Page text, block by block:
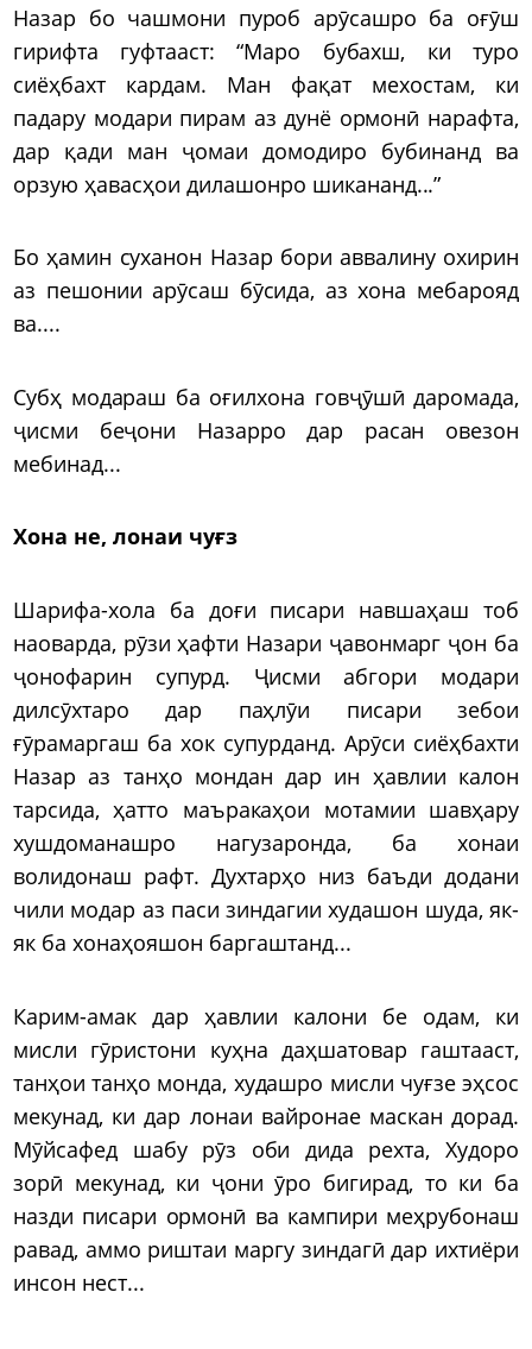
Назар бо чашмони пуроб арӯсашро ба оғӯш
гирифта гуфтааст: “Маро бубахш, ки туро
сиёҳбахт кардам. Ман фақат мехостам, ки
падару модари пирам аз дунё ормонӣ нарафта,
дар қади ман ҷомаи домодиро бубинанд ва
орзую ҳавасҳои дилашонро шикананд...”
Бо ҳамин суханон Назар бори аввалину охирин
аз пешонии арӯсаш бӯсида, аз хона мебарояд
ва....
Субҳ модараш ба оғилхона говҷӯшӣ даромада,
ҷисми беҷони Назарро дар расан овезон
мебинад...
Хона не, лонаи чуғз
Шарифа-хола ба доғи писари навшаҳаш тоб
наоварда, рӯзи ҳафти Назари ҷавонмарг ҷон ба
ҷонофарин супурд. Ҷисми абгори модари
дилсӯхтаро дар паҳлӯи писари зебои
ғӯрамаргаш ба хок супурданд. Арӯси сиёҳбахти
Назар аз танҳо мондан дар ин ҳавлии калон
тарсида, ҳатто маъракаҳои мотамии шавҳару
хушдоманашро нагузаронда, ба хонаи
волидонаш рафт. Духтарҳо низ баъди додани
чили модар аз паси зиндагии худашон шуда, як-
як ба хонаҳояшон баргаштанд...
Карим-амак дар ҳавлии калони бе одам, ки
мисли гӯристони куҳна даҳшатовар гаштааст,
танҳои танҳо монда, худашро мисли чуғзе эҳсос
мекунад, ки дар лонаи вайронае маскан дорад.
Мӯйсафед шабу рӯз оби дида рехта, Худоро
зорӣ мекунад, ки ҷони ӯро бигирад, то ки ба
назди писари ормонӣ ва кампири меҳрубонаш
равад, аммо риштаи маргу зиндагӣ дар ихтиёри
инсон нест...